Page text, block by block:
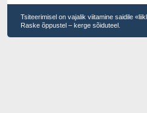
Tsiteerimisel on vajalik viitamine saidile
Raske õppustel – kerge sõiduteel.